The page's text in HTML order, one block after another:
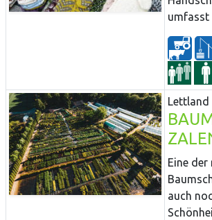
umfasst
Lettland
Eine
auch